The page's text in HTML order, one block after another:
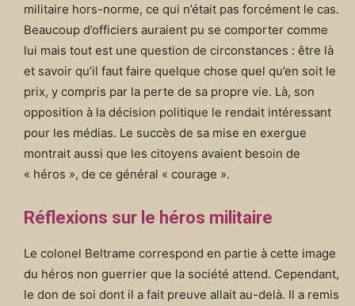
militaire hors-norme, ce qui n’était pas forcément le cas.
Beaucoup d’officiers auraient pu se comporter comme
lui mais tout est une question de circonstances : être là
et savoir qu’il faut faire quelque chose quel qu’en soit le
prix, y compris par la perte de sa propre vie. Là, son
opposition à la décision politique le rendait intéressant
pour les médias. Le succès de sa mise en exergue
montrait aussi que les citoyens avaient besoin de
« héros », de ce général « courage ».
Réflexions sur le héros militaire
Le colonel Beltrame correspond en partie à cette image
du héros non guerrier que la société attend. Cependant,
le don de soi dont il a fait preuve allait au-delà. Il a remis